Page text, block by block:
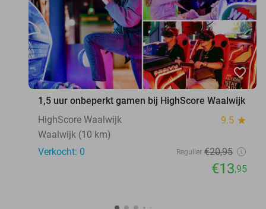
favorite_border
1,5 uur onbeperkt gamen bij HighScore Waalwijk
HighScore Waalwijk
9.5 star
Waalwijk (10 km)
Verkocht: 0
Regulier €20,95
€13,95